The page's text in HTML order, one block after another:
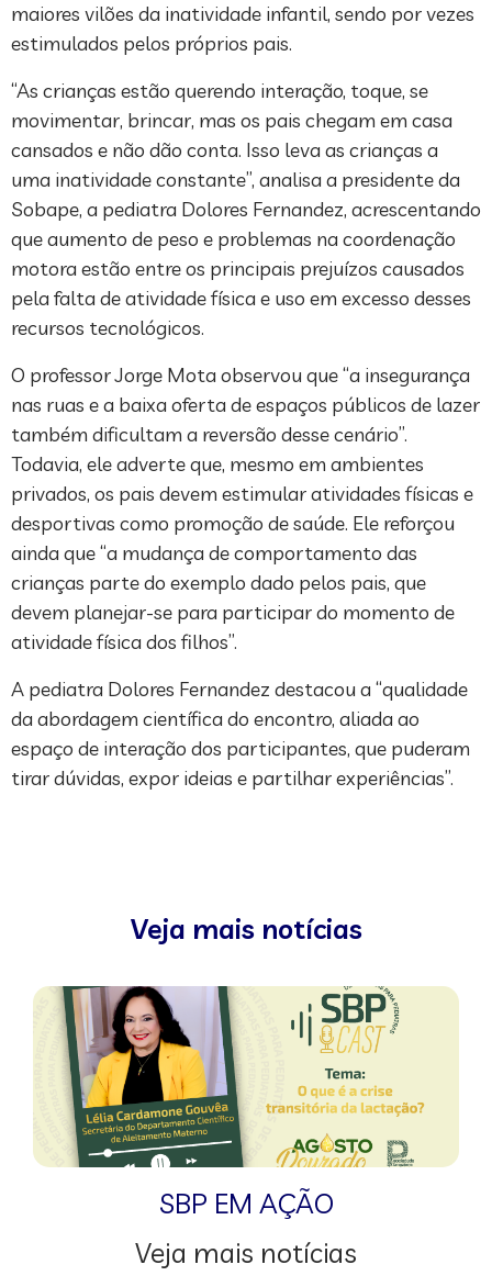
maiores vilões da inatividade infantil, sendo por vezes
estimulados pelos próprios pais.
“As crianças estão querendo interação, toque, se
movimentar, brincar, mas os pais chegam em casa
cansados e não dão conta. Isso leva as crianças a
uma inatividade constante”, analisa a presidente da
Sobape, a pediatra Dolores Fernandez, acrescentando
que aumento de peso e problemas na coordenação
motora estão entre os principais prejuízos causados
pela falta de atividade física e uso em excesso desses
recursos tecnológicos.
O professor Jorge Mota observou que “a insegurança
nas ruas e a baixa oferta de espaços públicos de lazer
também dificultam a reversão desse cenário”.
Todavia, ele adverte que, mesmo em ambientes
privados, os pais devem estimular atividades físicas e
desportivas como promoção de saúde. Ele reforçou
ainda que “a mudança de comportamento das
crianças parte do exemplo dado pelos pais, que
devem planejar-se para participar do momento de
atividade física dos filhos”.
A pediatra Dolores Fernandez destacou a “qualidade
da abordagem científica do encontro, aliada ao
espaço de interação dos participantes, que puderam
tirar dúvidas, expor ideias e partilhar experiências”.
Veja mais notícias
SBP EM AÇÃO
Veja mais notícias